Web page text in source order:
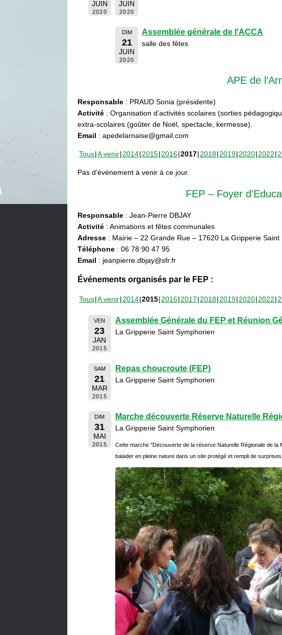
JUIN
2020
JUIN
2020
DIM
21
JUIN
2020
Assemblée générale de l'ACCA
salle des fêtes
APE de
Responsable : PRAUD Sonia (présidente)
Activité : Organisation d’activités scolaires (sorties
extra-scolaires (goûter de Noël, spectacle, kermesse).
Email : apedelarnaise@gmail.com
Tous A venir 2014 2015 2016 2017 2018 2019 2020 2022
Pas d'événement à venir à ce jour.
FEP – Foyer
Responsable : Jean-Pierre DBJAY
Activité : Animations et fêtes communales
Adresse : Mairie – 22 Grande Rue – 17620 La Gripperie Saint
Téléphone : 06 78 90 47 95
Email : jeanpierre.dbjay@sfr.fr
Événements organisés par le FEP :
Tous A venir 2014 2015 2016 2017 2018 2019 2020 2022
VEN
23
JAN
2015
Assemblée Générale du FEP et Réunion
La Gripperie Saint Symphorien
SAM
21
MAR
2015
Repas choucroute (FEP)
La Gripperie Saint Symphorien
DIM
31
MAI
2015
Marche découverte Réserve Naturelle
La Gripperie Saint Symphorien
Cette marche "Découverte de la réserve Naturelle Régionale de
balader en pleine nature dans un site protégé et rempli de